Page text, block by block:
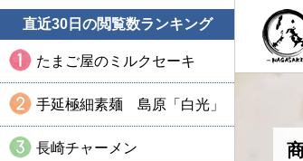
直近30日の閲覧数ランキング
たまご屋のミルクセーキ
手延極細素麺 島原「白光」
長崎チャーメン